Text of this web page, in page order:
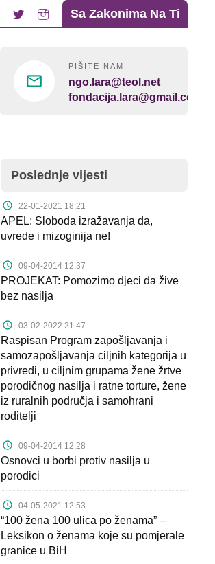
Sa Zakonima Na Ti
PIŠITE NAM
ngo.lara@teol.net
fondacija.lara@gmail.com
Poslednje vijesti
22-01-2021 18:21
APEL: Sloboda izražavanja da,
uvrede i mizoginija ne!
09-04-2014 12:37
PROJEKAT: Pomozimo djeci da žive
bez nasilja
03-02-2022 21:47
Raspisan Program zapošljavanja i
samozapošljavanja ciljnih kategorija u
privredi, u ciljnim grupama žene žrtve
porodičnog nasilja i ratne torture, žene
iz ruralnih područja i samohrani
roditelji
09-04-2014 12:28
Osnovci u borbi protiv nasilja u
porodici
04-05-2021 12:53
“100 žena 100 ulica po ženama” –
Leksikon o ženama koje su pomjerale
granice u BiH